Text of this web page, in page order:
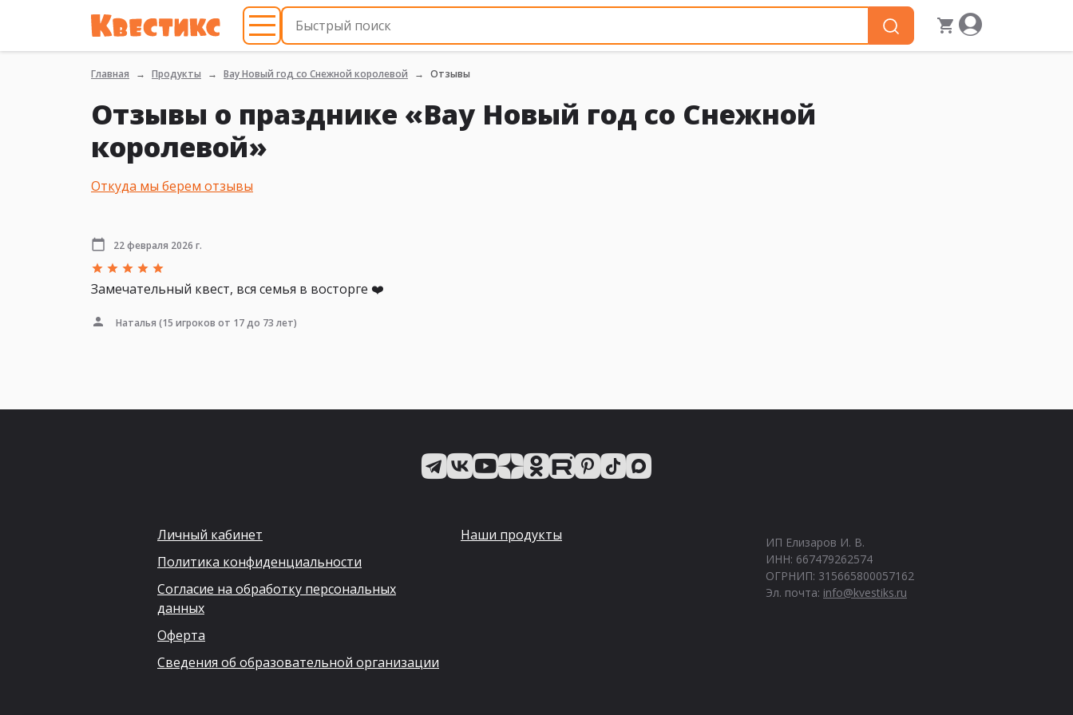
Главная Продукты Вау Новый год со Снежной королевой Отзывы
Отзывы о празднике «Вау Новый год со Снежной
королевой»
Откуда мы берем отзывы
22 февраля 2026 г.
Замечательный квест, вся семья в восторге ❤️
Наталья (15 игроков от 17 до 73 лет)
Личный кабинет
Политика конфиденциальности
Согласие на обработку персональных
данных
Оферта
Сведения об образовательной организации
Наши продукты
ИП Елизаров И. В.
ИНН: 667479262574
ОГРНИП: 315665800057162
Эл. почта: info@kvestiks.ru